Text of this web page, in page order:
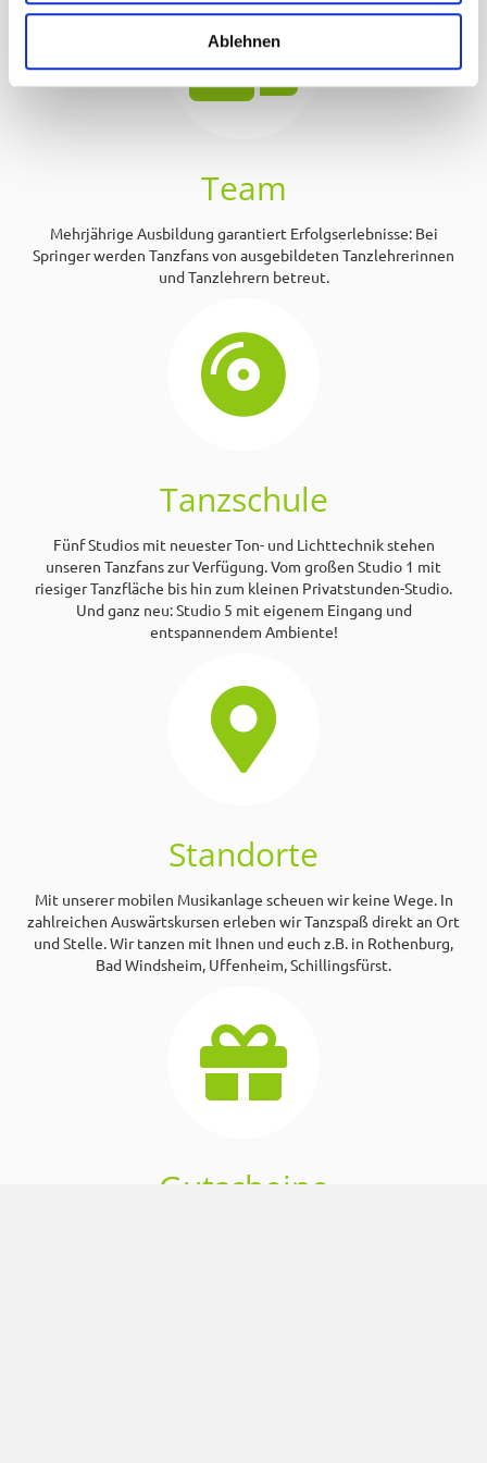
l
Ablehnen
Team
Mehrjährige Ausbildung garantiert Erfolgserlebnisse: Bei
Springer werden Tanzfans von ausgebildeten Tanzlehrerinnen
und Tanzlehrern betreut.
Tanzschule
Fünf Studios mit neuester Ton- und Lichttechnik stehen
unseren Tanzfans zur Verfügung. Vom großen Studio 1 mit
riesiger Tanzfläche bis hin zum kleinen Privatstunden-Studio.
Und ganz neu: Studio 5 mit eigenem Eingang und
entspannendem Ambiente!
Standorte
Mit unserer mobilen Musikanlage scheuen wir keine Wege. In
zahlreichen Auswärtskursen erleben wir Tanzspaß direkt an Ort
und Stelle. Wir tanzen mit Ihnen und euch z.B. in Rothenburg,
Bad Windsheim, Uffenheim, Schillingsfürst.
Gutscheine